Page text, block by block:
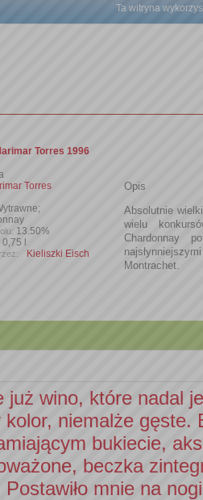
Ta witryna
Torres 1996
Torres
13.50%
0,75 l
Kieliszki Eisch
Opis
Absolutnie
wielu
Chardonnay
Montrachet.
już wino, które nadal
kolor, niemalże gęste.
bukiecie,
beczka
Postawiło mnie na